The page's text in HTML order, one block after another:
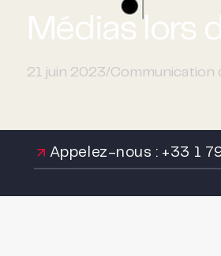
Médias lors
21 juin 2023/Communication
Appelez-nous : +33 1